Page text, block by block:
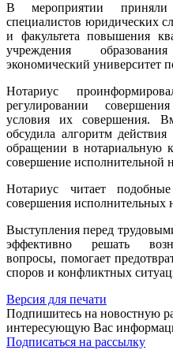
В мероприятии приняли
специалистов юридических
и факультета повышения
учреждения
экономический университет
Нотариус
регулировании
условия их совершения.
обсудила алгоритм
обращении в нотариальную
совершение исполнительной
Нотариус читает
совершения исполнительных
Выступления перед
эффективно решать
вопросы, помогает
споров и конфликтных
Версия для печати
Подпишитесь на новостную
интересующую Вас
Подписаться на рассылку